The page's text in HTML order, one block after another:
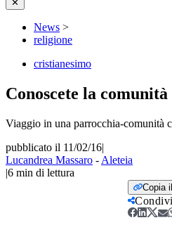
✕
News >
religione
cristianesimo
Conoscete la
Viaggio in una parrocchia-comunità
pubblicato il 11/02/16|
Lucandrea Massaro - Aleteia
|6 min di lettura
Copia